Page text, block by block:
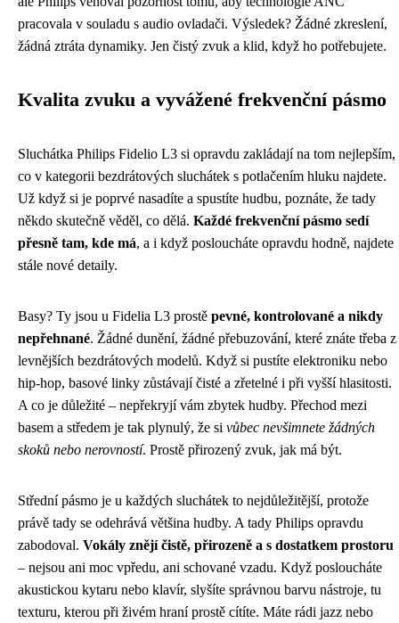
pracovala v souladu s audio ovladači. Výsledek? Žádné zkreslení,
žádná ztráta dynamiky. Jen čistý zvuk a klid, když ho potřebujete.
Kvalita zvuku a vyvážené frekvenční pásmo
Sluchátka Philips Fidelio L3 si opravdu zakládají na tom nejlepším,
co v kategorii bezdrátových sluchátek s potlačením hluku najdete.
Už když si je poprvé nasadíte a spustíte hudbu, poznáte, že tady
někdo skutečně věděl, co dělá. Každé frekvenční pásmo sedí
přesně tam, kde má, a i když posloucháte opravdu hodně, najdete
stále nové detaily.
Basy? Ty jsou u Fidelia L3 prostě pevné, kontrolované a nikdy
nepřehnané. Žádné dunění, žádné přebuzování, které znáte třeba z
levnějších bezdrátových modelů. Když si pustíte elektroniku nebo
hip-hop, basové linky zůstávají čisté a zřetelné i při vyšší hlasitosti.
A co je důležité – nepřekryjí vám zbytek hudby. Přechod mezi
basem a středem je tak plynulý, že si vůbec nevšimnete žádných
skoků nebo nerovností. Prostě přirozený zvuk, jak má být.
Střední pásmo je u každých sluchátek to nejdůležitější, protože
právě tady se odehrává většina hudby. A tady Philips opravdu
zabodoval. Vokály znějí čistě, přirozeně a s dostatkem prostoru
– nejsou ani moc vpředu, ani schované vzadu. Když posloucháte
akustickou kytaru nebo klavír, slyšíte správnou barvu nástroje, tu
texturu, kterou při živém hraní prostě cítíte. Máte rádi jazz nebo